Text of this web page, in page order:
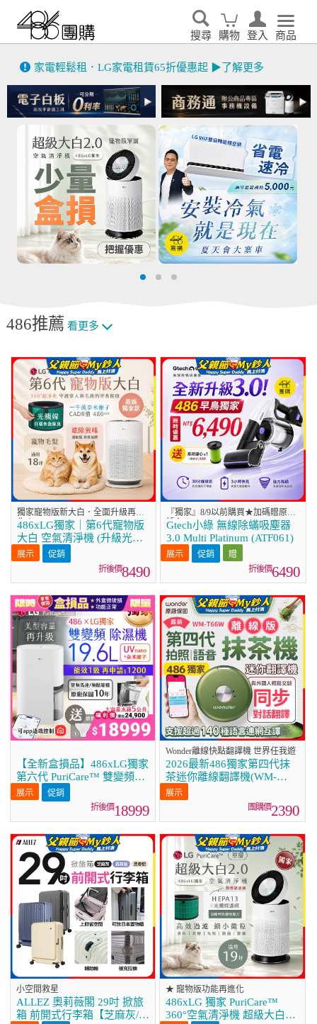
搜尋 購物 登入 商品
家電輕鬆租．LG家電租賃65折優惠起 ▶了解更多
486推薦 看更多
獨家寵物版新大白．全面升級再進
化！
486xLG獨家｜第6代寵物版
大白 空氣清淨機 (升級光觸
媒濾網) AS601HC70
促銷
8490
『獨家』8/9以前購買★加碼贈原廠
濾心★
Gtech小綠 無線除蟎吸塵器
3.0 Multi Platinum (ATF061)
促銷
6490
【全新盒損品】486xLG獨家
第六代 PuriCare™ 雙變頻除
濕機19.6公升 時尚款 白色
DD201MWE0
促銷
18999
Wonder離線快點翻譯機 世界任我遊
2026最新486獨家第四代抹
茶迷你離線翻譯機(WM-
T66W)
2390
小空間救星
ALLEZ 奧莉薇閣 29吋 掀旅
箱 前開式行李箱【芝麻灰/暮
★ 寵物版功能再進化
486xLG 獨家 PuriCare™
360°空氣清淨機 超級大白